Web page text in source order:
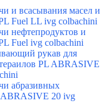
и всасывания масел и
Fuel LL ivg colbachini
нефтепродуктов и
Fuel ivg colbachini
рукав для
PL ABRASIVE
абразивных
ABRASIVE 20 ivg